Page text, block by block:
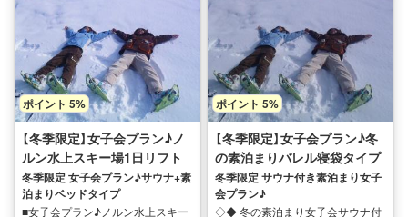
3km ・大穴スキー場 10分 8km ・
ホワイトバレー 12分 10km ・スノ
ーパーク奥利根 15分 15km ・宝台
樹スキー場 25分 28km ・藤原スキ
ー場 35分 32㎞ ・天神平スキー場
30分 30㎞ 近隣のコンビニ＆スー
パー ・セブンイレブン 8分 ・ファ
ミリーマート 10分 ・スーパーサ
ンモール 10分（23時まで営業）冬季
は22時になることもございます。
駐車場完備 無料でご利用いただけ
ます。 開催期間 12月20日～3月末
まで
ポイント 5%
【冬季限定】女子会プラン♪ノ
ルン水上スキー場1日リフト
券付ベッドタイプサウナ付き
素泊まり♪
冬季限定 女子会プラン♪サウナ+素
泊まりベッドタイプ
■女子会プラン♪ノルン水上スキー
ポイント 5%
【冬季限定】女子会プラン♪冬
の素泊まりバレル寝袋タイプ
サウナ付きプラン
冬季限定 サウナ付き素泊まり女子
会プラン♪
◇◆ 冬の素泊まり女子会サウナ付